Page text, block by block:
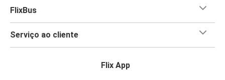
FlixBus
Serviço ao cliente
Flix App